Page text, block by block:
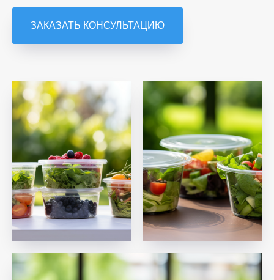
ЗАКАЗАТЬ КОНСУЛЬТАЦИЮ